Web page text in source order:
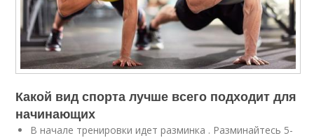
Какой вид спорта лучше всего подходит для
начинающих
В начале тренировки идет разминка . Разминайтесь 5-